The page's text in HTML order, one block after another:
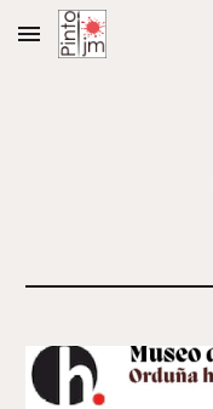
Skip to main content